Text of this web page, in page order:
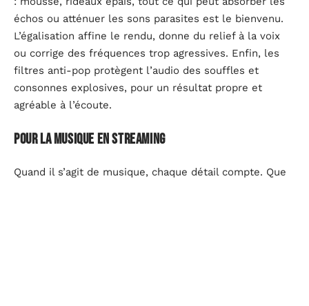
échos ou atténuer les sons parasites est le bienvenu.
L’égalisation affine le rendu, donne du relief à la voix
ou corrige des fréquences trop agressives. Enfin, les
filtres anti-pop protègent l’audio des souffles et
consonnes explosives, pour un résultat propre et
agréable à l’écoute.
Pour la musique en streaming
Quand il s’agit de musique, chaque détail compte. Que